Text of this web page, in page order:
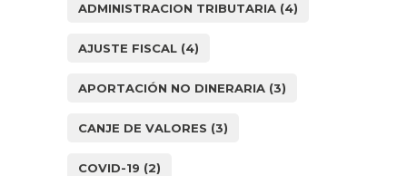
ADMINISTRACION TRIBUTARIA (4)
AJUSTE FISCAL (4)
APORTACIÓN NO DINERARIA (3)
CANJE DE VALORES (3)
COVID-19 (2)